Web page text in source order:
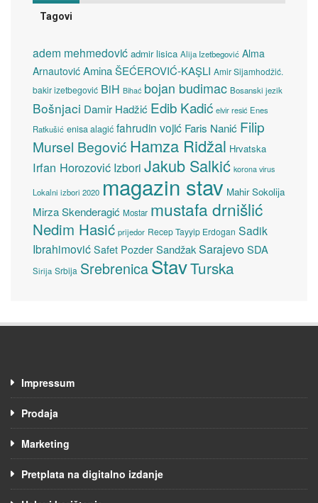
Tagovi
adem mehmedović admir lisica Alija Izetbegović Alma
Arnautović Amina ŠEĆEROVIĆ-KAŞLI Amir Sijamhodžić.
bakir izetbegović BiH Bihać bojan budimac Bosanski jezik
Bošnjaci Damir Hadžić Edib Kadić elvir resić Enes
Ratkušić enisa alagić fahrudin vojić Faris Nanić Filip
Mursel Begović Hamza Ridžal Hrvatska
Irfan Horozović Izbori Jakub Salkić korona virus
Lokalni izbori 2020 magazin stav Mahir Sokolija
Mirza Skenderagić Mostar mustafa drnišlić
Nedim Hasić prijedor Recep Tayyip Erdogan Sadik
Ibrahimović Safet Pozder SandžakSarajevoSDA
Sirija Srbija SrebrenicaStavTurska
Impressum
Prodaja
Marketing
Pretplata na digitalno izdanje